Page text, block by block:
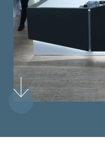
Manuals
News & Events
Corporate News
Events